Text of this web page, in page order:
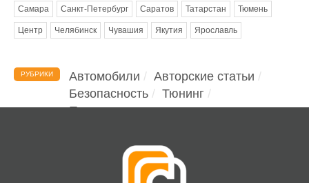
Самара Санкт-Петербург Саратов Татарстан Тюмень
Центр Челябинск Чувашия Якутия Ярославль
РУБРИКИ Автомобили
Авторские статьи
Безопасность
Тюнинг
Помощь водителю